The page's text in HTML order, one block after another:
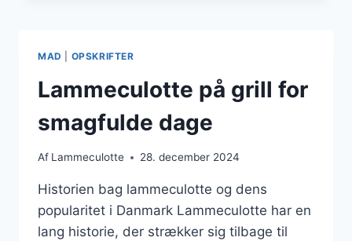
MAD OPSKRIFTER
Lammeculotte på grill for
smagfulde dage
Af Lammeculotte 28. december 2024
Historien bag lammeculotte og dens
popularitet i Danmark Lammeculotte har en
lang historie, der strækker sig tilbage til